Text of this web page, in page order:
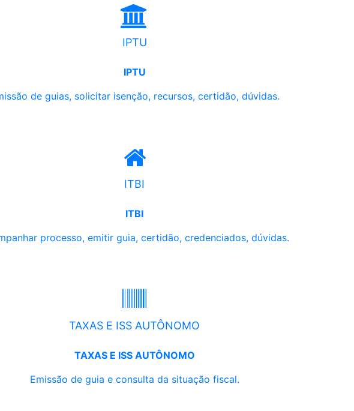
IPTU
IPTU
de guias, solicitar isenção, recursos, certidão, dúvidas.
ITBI
ITBI
processo, emitir guia, certidão, credenciados, dúvidas.
TAXAS E ISS AUTÔNOMO
TAXAS E ISS AUTÔNOMO
Emissão de guia e consulta da situação fiscal.